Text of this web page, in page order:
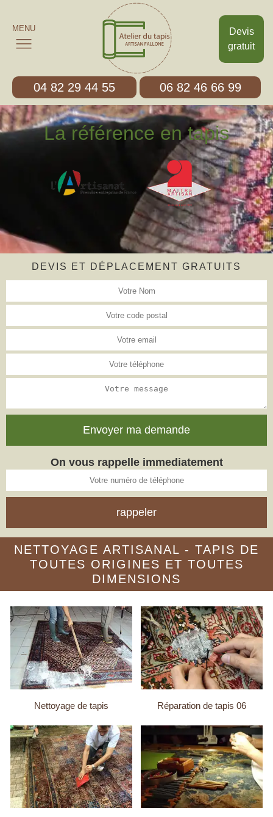
Devis
gratuit
MENU
04 82 29 44 55 06 82 46 66 99
La référence en tapis
DEVIS ET DÉPLACEMENT GRATUITS
On vous rappelle immediatement
NETTOYAGE ARTISANAL - TAPIS DE
TOUTES ORIGINES ET TOUTES
DIMENSIONS
Nettoyage de tapis Réparation de tapis 06